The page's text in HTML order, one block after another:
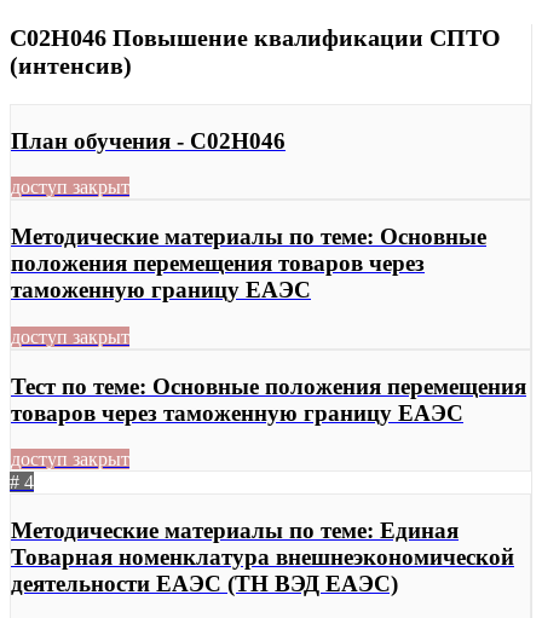
C02H046 Повышение квалификации СПТО
(интенсив)
План обучения - C02H046
доступ закрыт
Методические материалы по теме: Основные
положения перемещения товаров через
таможенную границу ЕАЭС
доступ закрыт
Тест по теме: Основные положения перемещения
товаров через таможенную границу ЕАЭС
доступ закрыт
# 4
Методические материалы по теме: Единая
Товарная номенклатура внешнеэкономической
деятельности ЕАЭС (ТН ВЭД ЕАЭС)